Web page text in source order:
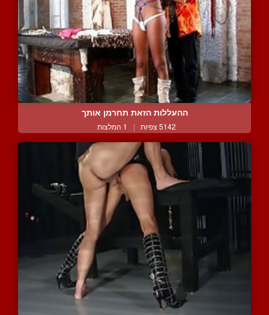
ההעללות הזאת תחרמן אותך
5142 צפיות | 1 המלצות